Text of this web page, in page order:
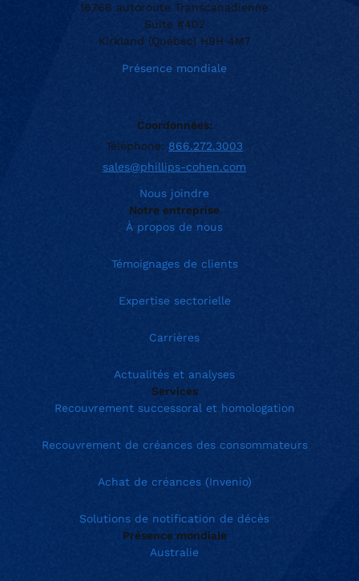
16766 autoroute Transcanadienne
Suite #402
Kirkland (Québec) H9H 4M7
Présence mondiale
Coordonnées:
Téléphone: 866.272.3003
sales@phillips-cohen.com
Nous joindre
Notre entreprise
À propos de nous
Témoignages de clients
Expertise sectorielle
Carrières
Actualités et analyses
Services
Recouvrement successoral et homologation
Recouvrement de créances des consommateurs
Achat de créances (Invenio)
Solutions de notification de décès
Présence mondiale
Australie